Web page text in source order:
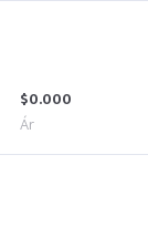
$0.000